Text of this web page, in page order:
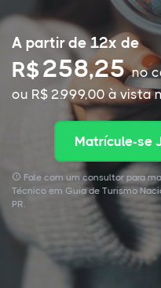
A partir de 12x de
R$258,25no
ou R$ 2.999,00 à vista
Matrícule-se
Fale com um consultor para
Técnico em Guia de Turismo
PR.